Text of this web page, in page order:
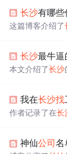
长沙有哪些
这篇博客介绍了
教育资源、医
医院和当地著名
长沙最牛逼
本文介绍了长沙
我在长沙找
作者记录了在长
神仙公司名